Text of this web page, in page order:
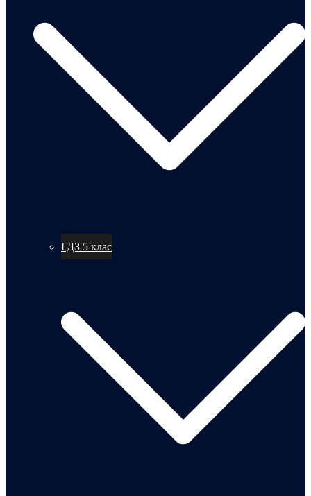
ГДЗ 5 клас